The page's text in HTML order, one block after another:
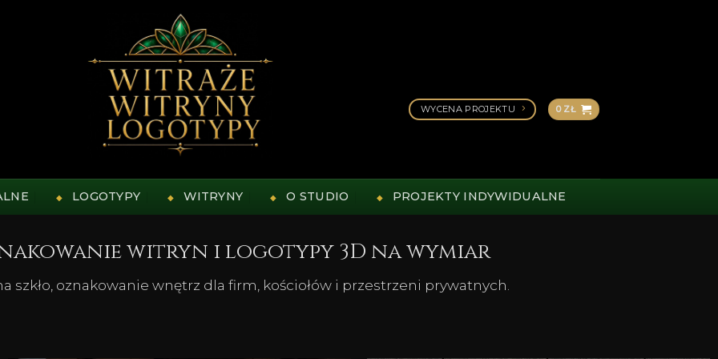
WYCENA PROJEKTU 0 ZŁ
LOGOTYPY WITRYNY O STUDIO PROJEKTY INDYWIDUALNE
witryn i logotypy 3D na wymiar
szkło, oznakowanie wnętrz dla firm, kościołów i przestrzeni prywatnych.